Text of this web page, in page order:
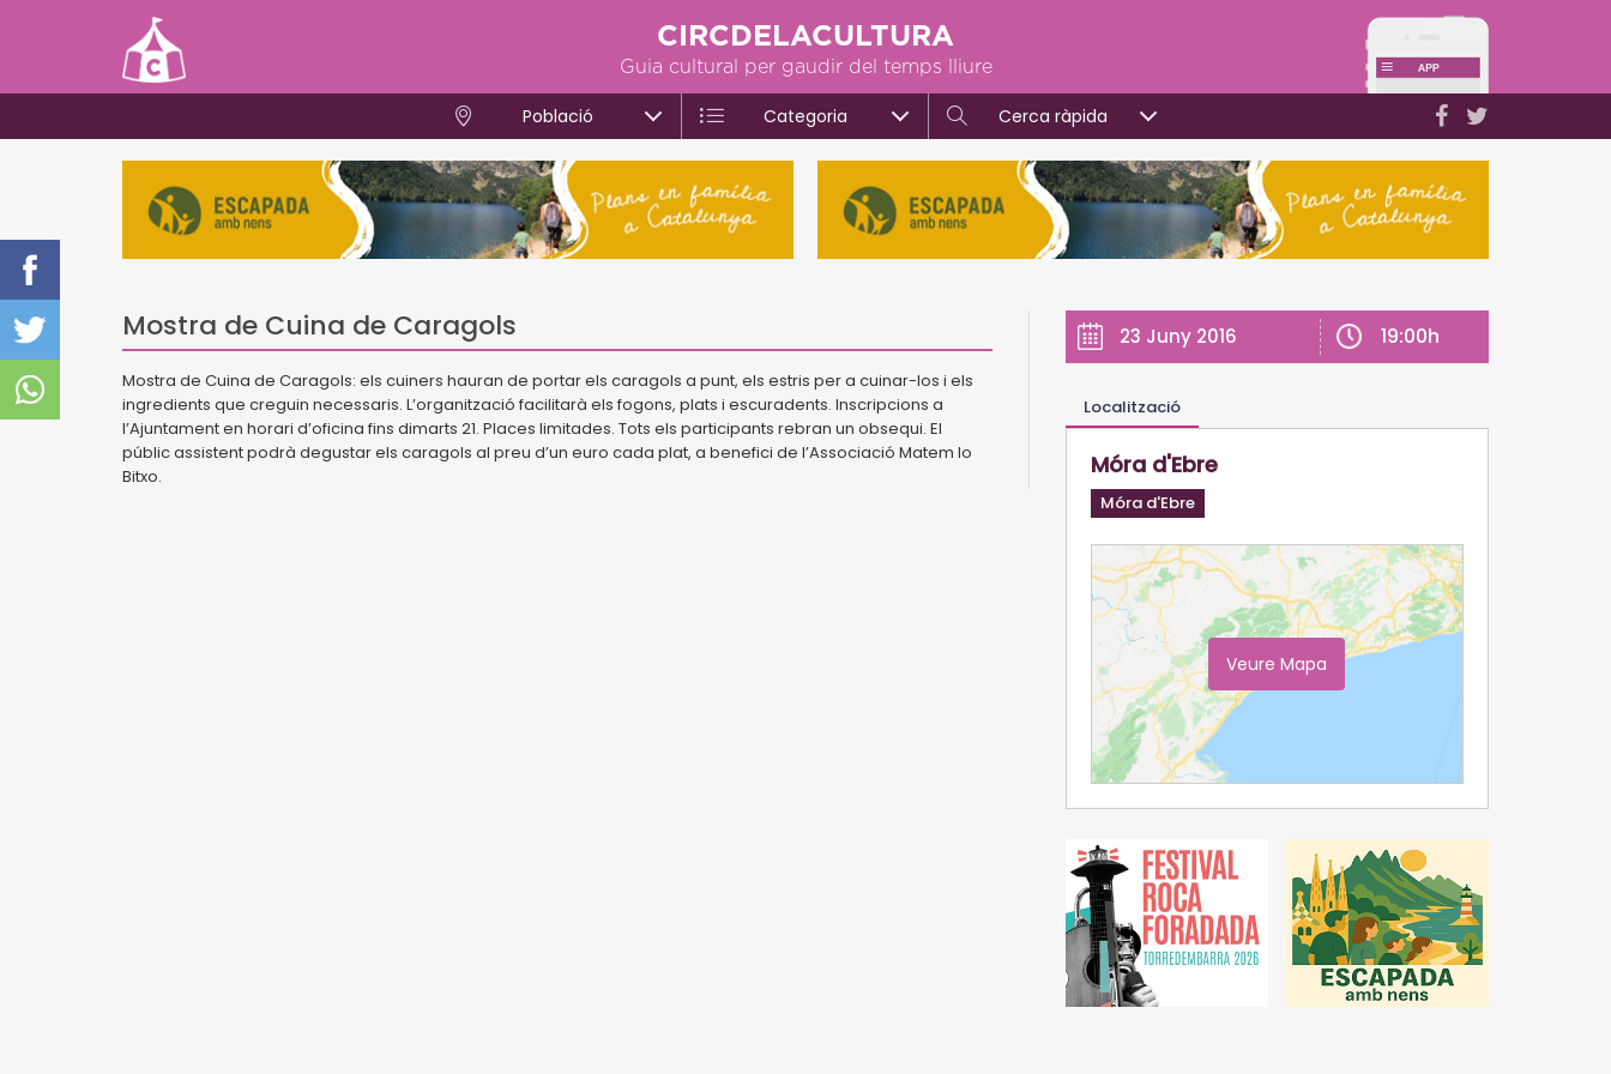
CIRCDELACULTURA
Guia cultural per gaudir del temps lliure
Població Categoria Cerca ràpida
Mostra de Cuina de Caragols
Mostra de Cuina de Caragols: els cuiners hauran de portar els caragols a punt, els estris per a cuinar-los i els
ingredients que creguin necessaris. L’organització facilitarà els fogons, plats i escuradents. Inscripcions a
l’Ajuntament en horari d’oficina fins dimarts 21. Places limitades. Tots els participants rebran un obsequi. El
públic assistent podrà degustar els caragols al preu d’un euro cada plat, a benefici de l’Associació Matem lo
Bitxo.
23 Juny 2016 19:00h
Localització
Móra d'Ebre
Móra d'Ebre
Veure Mapa